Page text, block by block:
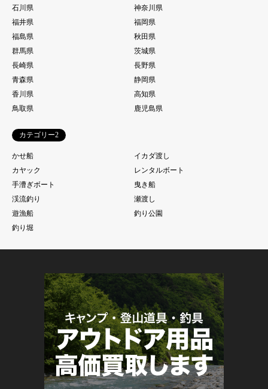
石川県
神奈川県
福井県
福岡県
福島県
秋田県
群馬県
茨城県
長崎県
長野県
青森県
静岡県
香川県
高知県
鳥取県
鹿児島県
カテゴリー2
かせ船
イカダ渡し
カヤック
レンタルボート
手漕ぎボート
曳き船
渓流釣り
瀬渡し
遊漁船
釣り公園
釣り堀